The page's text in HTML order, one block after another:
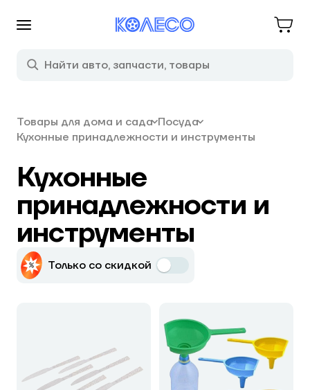
Товары для дома и сада Посуда
Кухонные принадлежности и инструменты
Кухонные
принадлежности и
инструменты
Только со скидкой